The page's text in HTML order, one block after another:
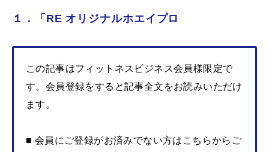
１．「RE オリジナルホエイプロ
この記事はフィットネスビジネス会員様限定で
す。会員登録をすると記事全文をお読みいただけ
ます。
■ 会員にご登録がお済みでない方はこちらからご